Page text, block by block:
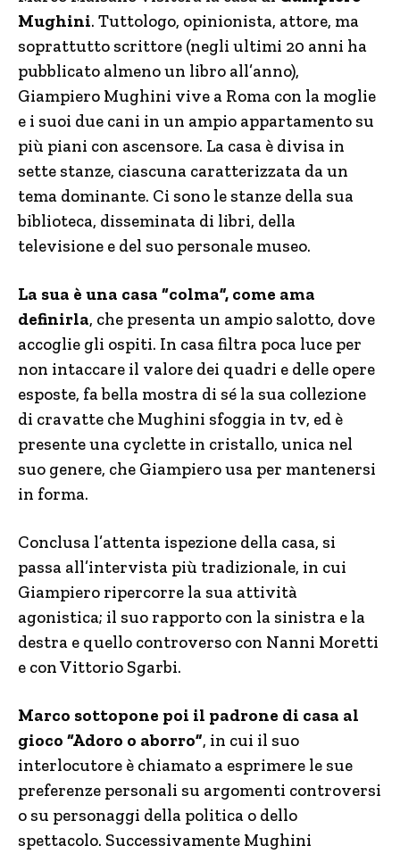
Mughini. Tuttologo, opinionista, attore, ma
soprattutto scrittore (negli ultimi 20 anni ha
pubblicato almeno un libro all’anno),
Giampiero Mughini vive a Roma con la moglie
e i suoi due cani in un ampio appartamento su
più piani con ascensore. La casa è divisa in
sette stanze, ciascuna caratterizzata da un
tema dominante. Ci sono le stanze della sua
biblioteca, disseminata di libri, della
televisione e del suo personale museo.
La sua è una casa “colma”, come ama
definirla, che presenta un ampio salotto, dove
accoglie gli ospiti. In casa filtra poca luce per
non intaccare il valore dei quadri e delle opere
esposte, fa bella mostra di sé la sua collezione
di cravatte che Mughini sfoggia in tv, ed è
presente una cyclette in cristallo, unica nel
suo genere, che Giampiero usa per mantenersi
in forma.
Conclusa l’attenta ispezione della casa, si
passa all’intervista più tradizionale, in cui
Giampiero ripercorre la sua attività
agonistica; il suo rapporto con la sinistra e la
destra e quello controverso con Nanni Moretti
e con Vittorio Sgarbi.
Marco sottopone poi il padrone di casa al
gioco “Adoro o aborro”, in cui il suo
interlocutore è chiamato a esprimere le sue
preferenze personali su argomenti controversi
o su personaggi della politica o dello
spettacolo. Successivamente Mughini